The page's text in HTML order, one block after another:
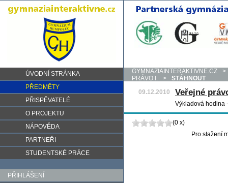
ÚVODNÍ STRÁNKA
PŘEDMĚTY
PŘISPĚVATELÉ
O PROJEKTU
NÁPOVĚDA
PARTNEŘI
STUDENTSKÉ PRÁCE
PŘIHLÁŠENÍ
GYMNAZIAINTERAKTIVNE.CZ
>
PRÁVO I.
>
STÁHNOUT
09.12.2010
Veřejné
Výkladová hodina
(0 x)
Pro stažení